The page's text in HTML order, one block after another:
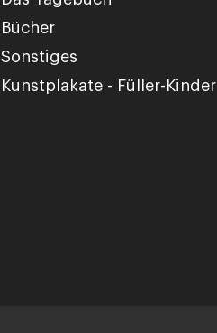
Bücher
Sonstiges
Kunstplakate - Füller-Kinder